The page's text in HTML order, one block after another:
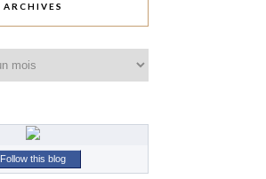
ARCHIVES
Follow this blog